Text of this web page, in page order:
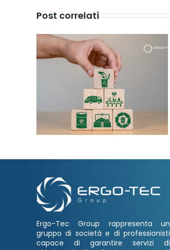
Post correlati
Ergo-Tec Group rappresenta un
gruppo di società e di professionisti
capace di garantire servizi di